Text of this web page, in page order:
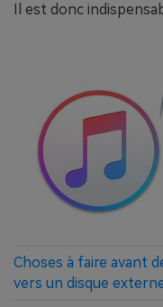
Il est donc
Choses à faire avant
vers un disque